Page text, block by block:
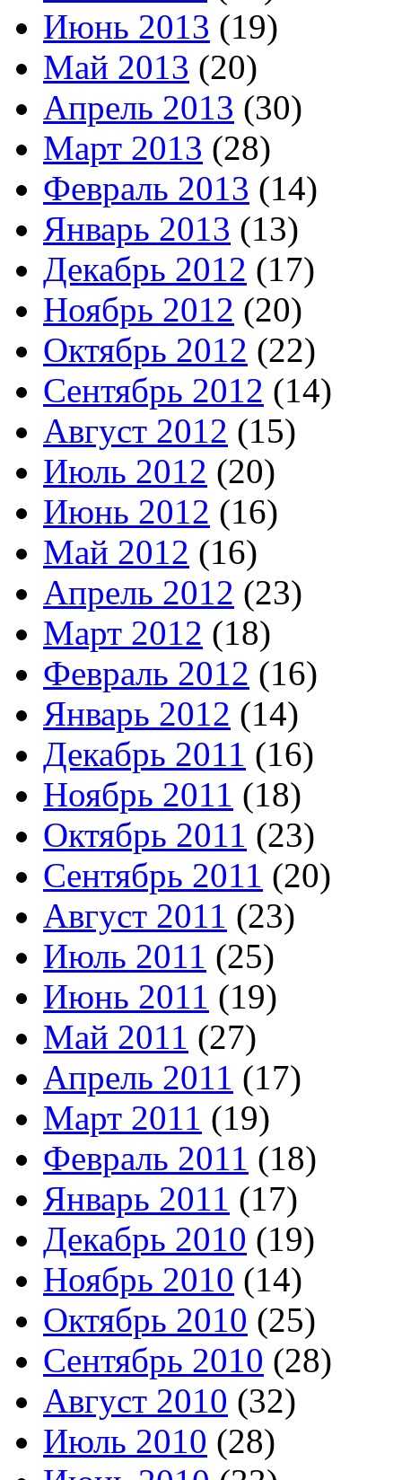
Июнь 2013 (19)
Май 2013 (20)
Апрель 2013 (30)
Март 2013 (28)
Февраль 2013 (14)
Январь 2013 (13)
Декабрь 2012 (17)
Ноябрь 2012 (20)
Октябрь 2012 (22)
Сентябрь 2012 (14)
Август 2012 (15)
Июль 2012 (20)
Июнь 2012 (16)
Май 2012 (16)
Апрель 2012 (23)
Март 2012 (18)
Февраль 2012 (16)
Январь 2012 (14)
Декабрь 2011 (16)
Ноябрь 2011 (18)
Октябрь 2011 (23)
Сентябрь 2011 (20)
Август 2011 (23)
Июль 2011 (25)
Июнь 2011 (19)
Май 2011 (27)
Апрель 2011 (17)
Март 2011 (19)
Февраль 2011 (18)
Январь 2011 (17)
Декабрь 2010 (19)
Ноябрь 2010 (14)
Октябрь 2010 (25)
Сентябрь 2010 (28)
Август 2010 (32)
Июль 2010 (28)